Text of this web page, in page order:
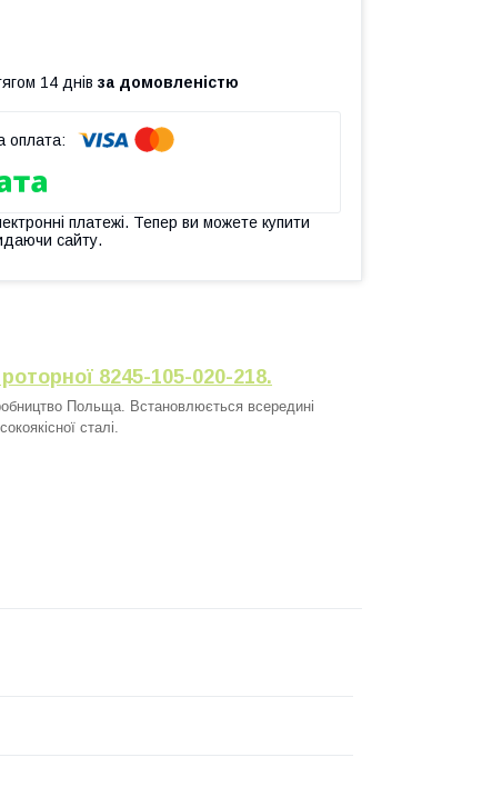
14 днів за домовленістю
платежі. Тепер ви можете купити
сайту.
8245-105-020-218.
Польща. Встановлюється всередині
сталі.